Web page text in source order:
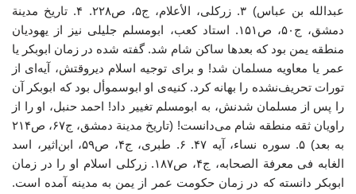
عبدالله بن عباس) ۳. زرکلی، الأعلام، ج۵، ص۲۲۸. ۴. تاریخ مدینة
دمشق، ج۵۰، ص۱۵۱. استاد کعب، ابومسلم جلیلی نیز از یهودیان
منطقه یمن بود که بعدها ساکن شام شد. گفته شده در زمان ابوبکر یا
عمر یا معاویه مسلمان شد! و برای توجیه اسلام دیروقتش، آیه‌ای از
تورات تحریف‌نشده را بهانه کرد. کنیه‌ی او ابوسموأل بود که ابوبکر آن
را پس از مسلمان شدنش، به ابومسلم تغییر داد! احمد حنبل، او را از
راویان ثقه منطقه شام می‌دانست! (تاریخ مدینة دمشق، ج۶۷، ص۲۱۴
به بعد) ۵. سوره نساء، آیه ۴۷. ۶. طبری، ج۴، ص۵۹، ابن‌اثیر، اسد
الغابه فی معرفة الصحابه، ج۴، ص۱۸۷. زرکلی اسلام او را در زمان
ابوبکر دانسته که در زمان حکومت عمر از یمن به مدینه آمده است.